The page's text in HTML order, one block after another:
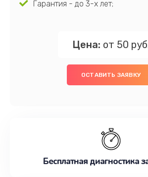
Гарантия - до 3-х лет;
Цена: от 50
ОСТАВИТЬ ЗАЯВКУ
Бесплатная диагностика